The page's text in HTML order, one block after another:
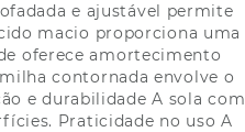
e ajustável permite
macio proporciona uma
oferece amortecimento
contornada envolve o
e durabilidade A sola com
Praticidade no uso A